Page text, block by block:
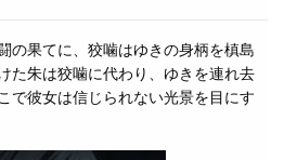
の果てに、狡噛はゆきの身柄を槙島
た朱は狡噛に代わり、ゆきを連れ去
で彼女は信じられない光景を目にす